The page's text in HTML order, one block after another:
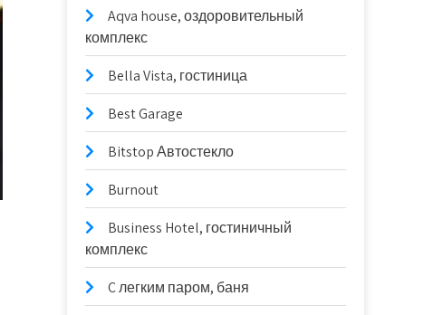
Aqva house, оздоровительный
комплекс
Bella Vista, гостиница
Best Garage
Bitstop Автостекло
Burnout
Business Hotel, гостиничный
комплекс
C легким паром, баня